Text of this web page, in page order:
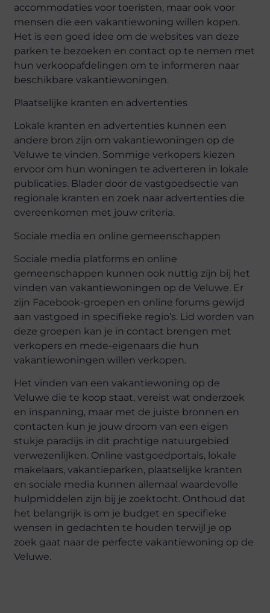
accommodaties voor toeristen, maar ook voor
mensen die een vakantiewoning willen kopen.
Het is een goed idee om de websites van deze
parken te bezoeken en contact op te nemen met
hun verkoopafdelingen om te informeren naar
beschikbare vakantiewoningen.
Plaatselijke kranten en advertenties
Lokale kranten en advertenties kunnen een
andere bron zijn om vakantiewoningen op de
Veluwe te vinden. Sommige verkopers kiezen
ervoor om hun woningen te adverteren in lokale
publicaties. Blader door de vastgoedsectie van
regionale kranten en zoek naar advertenties die
overeenkomen met jouw criteria.
Sociale media en online gemeenschappen
Sociale media platforms en online
gemeenschappen kunnen ook nuttig zijn bij het
vinden van vakantiewoningen op de Veluwe. Er
zijn Facebook-groepen en online forums gewijd
aan vastgoed in specifieke regio’s. Lid worden van
deze groepen kan je in contact brengen met
verkopers en mede-eigenaars die hun
vakantiewoningen willen verkopen.
Het vinden van een vakantiewoning op de
Veluwe die te koop staat, vereist wat onderzoek
en inspanning, maar met de juiste bronnen en
contacten kun je jouw droom van een eigen
stukje paradijs in dit prachtige natuurgebied
verwezenlijken. Online vastgoedportals, lokale
makelaars, vakantieparken, plaatselijke kranten
en sociale media kunnen allemaal waardevolle
hulpmiddelen zijn bij je zoektocht. Onthoud dat
het belangrijk is om je budget en specifieke
wensen in gedachten te houden terwijl je op
zoek gaat naar de perfecte vakantiewoning op de
Veluwe.